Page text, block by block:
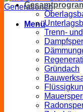
Menü
Trenn-
Gründach